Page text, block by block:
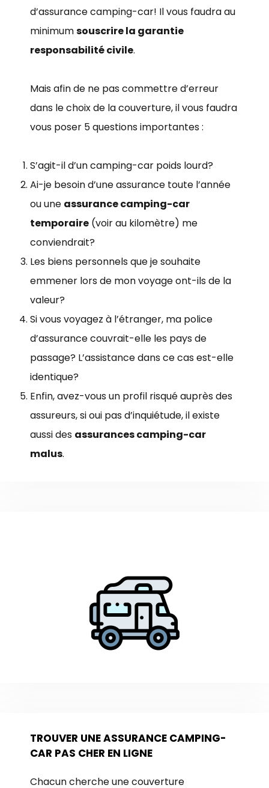
d’assurance camping-car! Il vous faudra au
minimumsouscrire la garantie
responsabilité civile.
Mais afin de ne pas commettre d’erreur
dans le choix de la couverture, il vous faudra
vous poser 5 questions importantes :
S’agit-il d’un camping-car poids lourd?
Ai-je besoin d’une assurance toute l’année
ou une assurance camping-car
temporaire (voir au kilomètre) me
conviendrait?
Les biens personnels que je souhaite
emmener lors de mon voyage ont-ils de la
valeur?
Si vous voyagez à l’étranger, ma police
d’assurance couvrait-elle les pays de
passage? L’assistance dans ce cas est-elle
identique?
Enfin, avez-vous un profil risqué auprès des
assureurs, si oui pas d’inquiétude, il existe
aussi des assurances camping-car
malus.
TROUVER UNE ASSURANCE CAMPING-
CAR PAS CHER EN LIGNE
Chacun cherche une couverture